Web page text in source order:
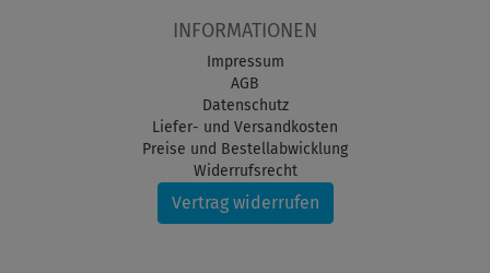
INFORMATIONEN
Impressum
AGB
Datenschutz
Liefer- und Versandkosten
Preise und Bestellabwicklung
Widerrufsrecht
Vertrag widerrufen